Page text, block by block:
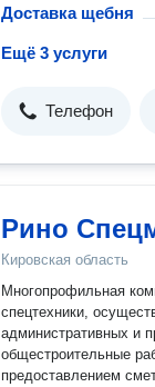
Доставка щебня
Ещё 3 услуги
Телефон
Рино
Кировская область
Многопрофильная компания
спецтехники,
административных и
общестроительные работы. - Бесплатный выезд и
предоставлением